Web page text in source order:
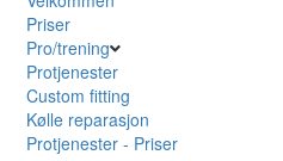
Priser
Pro/trening
Protjenester
Custom fitting
Kølle reparasjon
Protjenester - Priser